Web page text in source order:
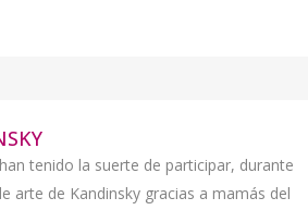
tenido la suerte de participar, durante
arte de Kandinsky gracias a mamás del